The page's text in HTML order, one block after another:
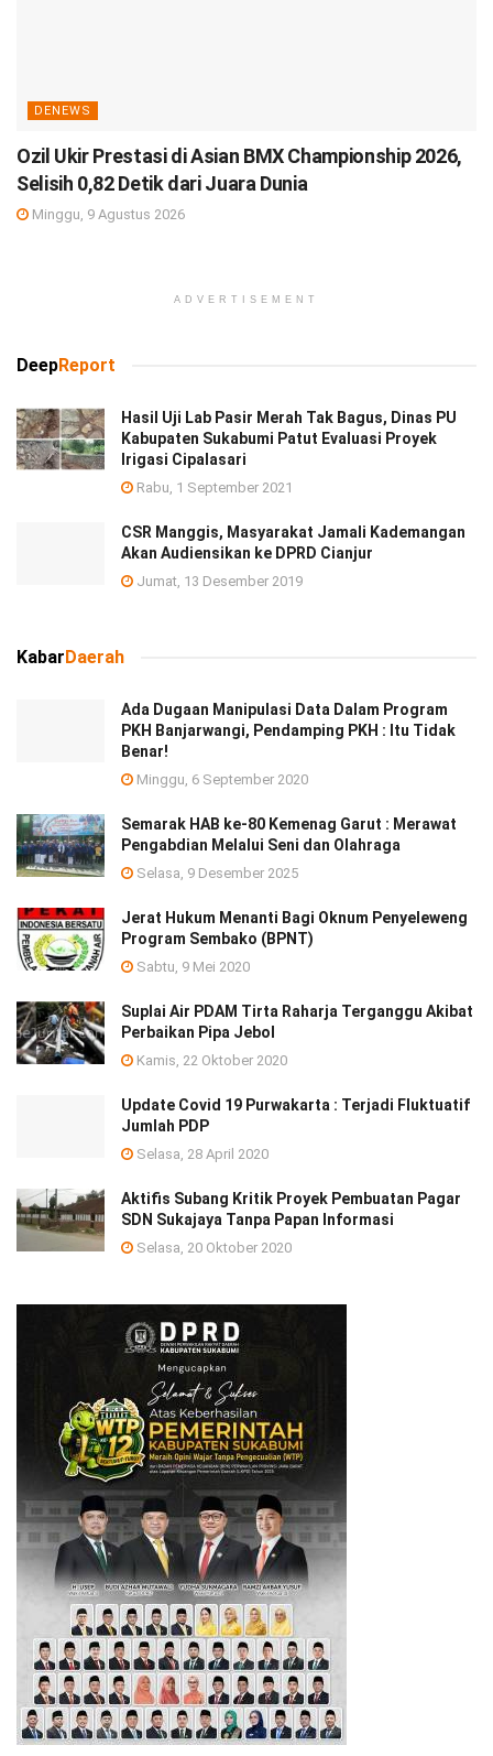
DENEWS
Ozil Ukir Prestasi di Asian BMX Championship 2026,
Selisih 0,82 Detik dari Juara Dunia
Minggu, 9 Agustus 2026
ADVERTISEMENT
DeepReport
Hasil Uji Lab Pasir Merah Tak Bagus, Dinas PU
Kabupaten Sukabumi Patut Evaluasi Proyek
Irigasi Cipalasari
Rabu, 1 September 2021
CSR Manggis, Masyarakat Jamali Kademangan
Akan Audiensikan ke DPRD Cianjur
Jumat, 13 Desember 2019
KabarDaerah
Ada Dugaan Manipulasi Data Dalam Program
PKH Banjarwangi, Pendamping PKH : Itu Tidak
Benar!
Minggu, 6 September 2020
Semarak HAB ke-80 Kemenag Garut : Merawat
Pengabdian Melalui Seni dan Olahraga
Selasa, 9 Desember 2025
Jerat Hukum Menanti Bagi Oknum Penyeleweng
Program Sembako (BPNT)
Sabtu, 9 Mei 2020
Suplai Air PDAM Tirta Raharja Terganggu Akibat
Perbaikan Pipa Jebol
Kamis, 22 Oktober 2020
Update Covid 19 Purwakarta : Terjadi Fluktuatif
Jumlah PDP
Selasa, 28 April 2020
Aktifis Subang Kritik Proyek Pembuatan Pagar
SDN Sukajaya Tanpa Papan Informasi
Selasa, 20 Oktober 2020